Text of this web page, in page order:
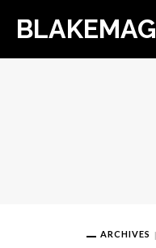
BLAKEMAG
ARCHIVES